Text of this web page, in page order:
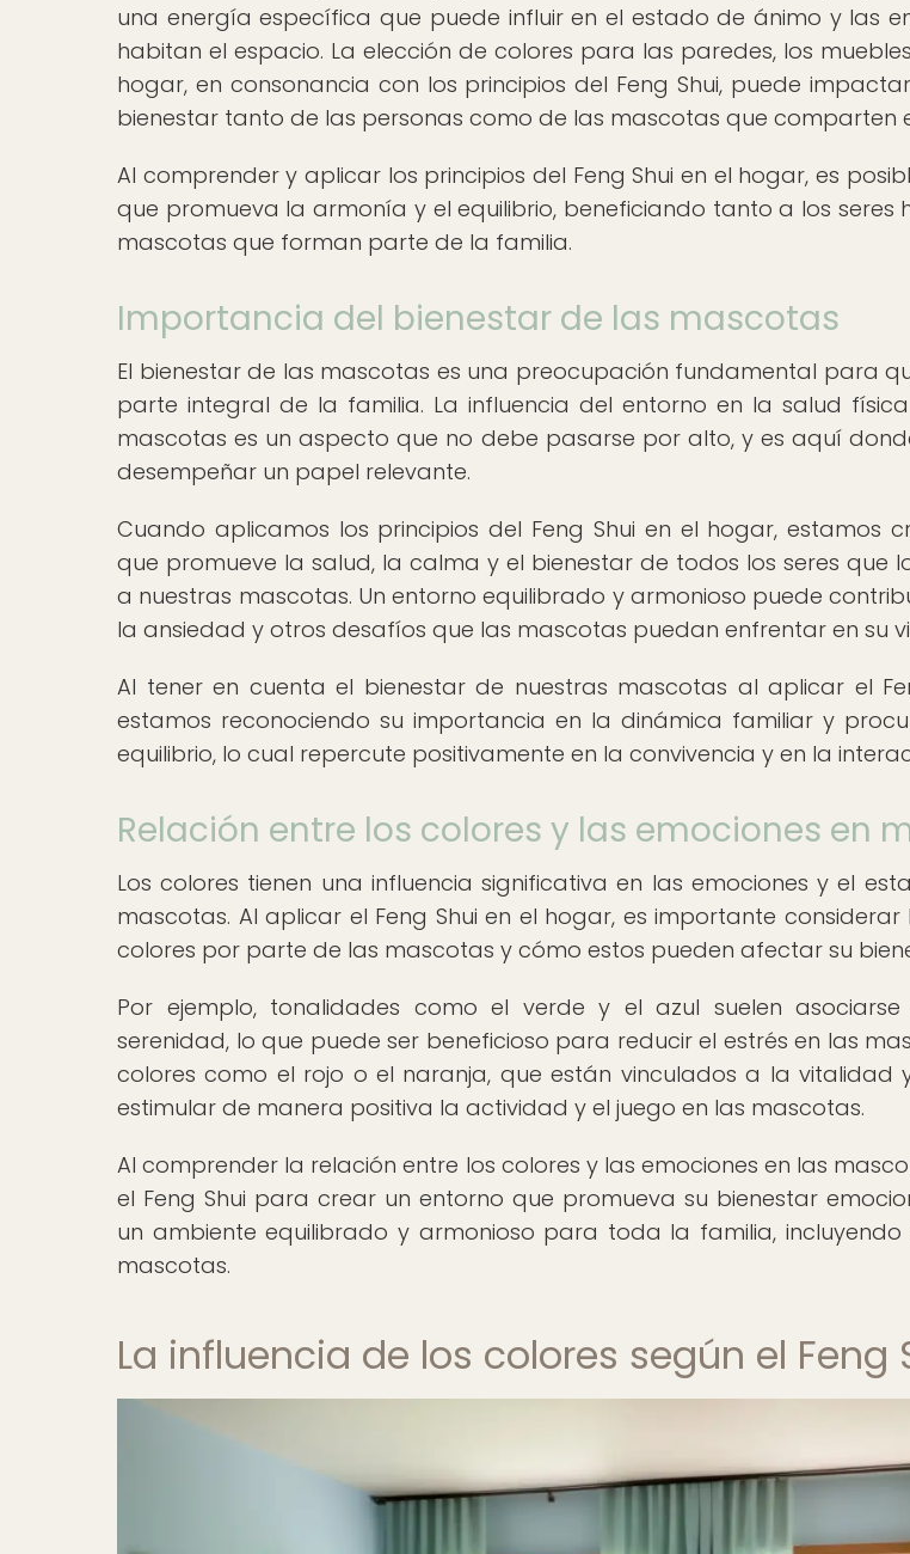
una energía específica que puede influir en el estado de ánimo y las
habitan el espacio. La elección de colores para las paredes, los
hogar, en consonancia con los principios del Feng Shui, puede
bienestar tanto de las personas como de las mascotas que comparten
Al comprender y aplicar los principios del Feng Shui en el hogar, es
que promueva la armonía y el equilibrio, beneficiando tanto a los seres
mascotas que forman parte de la familia.
Importancia del bienestar de las mascotas
El bienestar de las mascotas es una preocupación fundamental para
parte integral de la familia. La influencia del entorno en la salud
mascotas es un aspecto que no debe pasarse por alto, y es aquí
desempeñar un papel relevante.
Cuando aplicamos los principios del Feng Shui en el hogar, estamos
que promueve la salud, la calma y el bienestar de todos los seres que
a nuestras mascotas. Un entorno equilibrado y armonioso puede
la ansiedad y otros desafíos que las mascotas puedan enfrentar en su
Al tener en cuenta el bienestar de nuestras mascotas al aplicar el
estamos reconociendo su importancia en la dinámica familiar y
equilibrio, lo cual repercute positivamente en la convivencia y en la
Relación entre los colores y las emociones en
Los colores tienen una influencia significativa en las emociones y el
mascotas. Al aplicar el Feng Shui en el hogar, es importante
colores por parte de las mascotas y cómo estos pueden afectar su
Por ejemplo, tonalidades como el verde y el azul suelen
serenidad, lo que puede ser beneficioso para reducir el estrés en las
colores como el rojo o el naranja, que están vinculados a la vitalidad
estimular de manera positiva la actividad y el juego en las mascotas.
Al comprender la relación entre los colores y las emociones en las
el Feng Shui para crear un entorno que promueva su bienestar
un ambiente equilibrado y armonioso para toda la familia,
mascotas.
La influencia de los colores según el Feng